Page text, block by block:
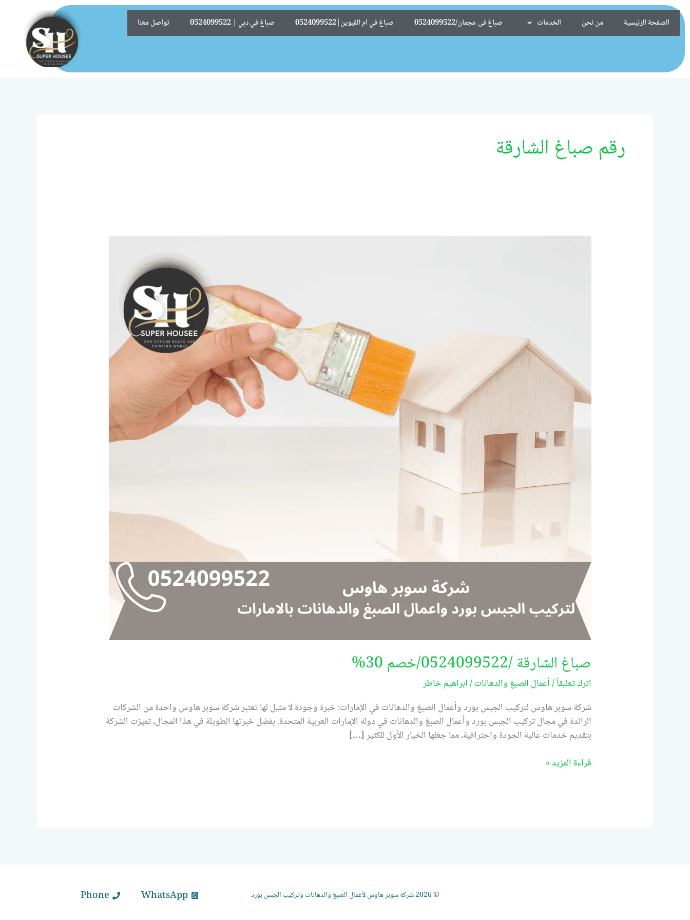
تخطي
إلى
المحتوى
الصفحة الرئيسية من نحن الخدمات صباغ فى عجمان/0524099522 صباغ في ام القيوين|0524099522 صباغ في دبي | 0524099522 تواصل معنا
رقم صباغ الشارقة
صباغ الشارقة /0524099522/خصم 30%
اترك تعليقاً/أعمال الصبغ والدهانات/ابراهيم خاطر
شركة سوبر هاوس لتركيب الجبس بورد وأعمال الصبغ والدهانات في الإمارات: خبرة وجودة لا مثيل لها تعتبر شركة سوبر هاوس واحدة من الشركات
الرائدة في مجال تركيب الجبس بورد وأعمال الصبغ والدهانات في دولة الإمارات العربية المتحدة. بفضل خبرتها الطويلة في هذا المجال، تميزت الشركة
بتقديم خدمات عالية الجودة واحترافية، مما جعلها الخيار الأول للكثير […]
قراءة المزيد »
© 2026 شركة سوبر هاوس لأعمال الصبغ والدهانات وتركيب الجبس بورد WhatsApp
Phone